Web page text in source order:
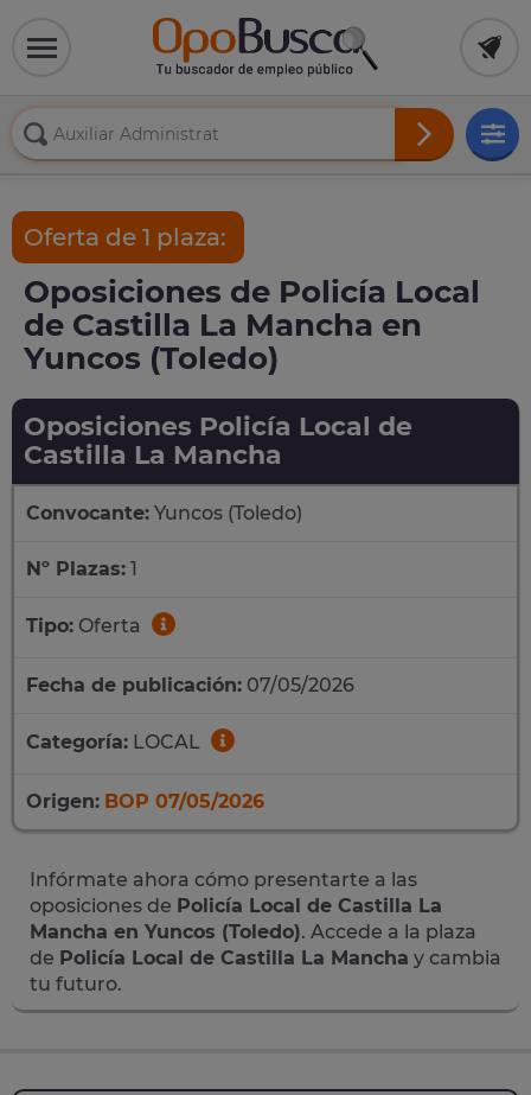
Oferta de 1 plaza:
Oposiciones de Policía Local
de Castilla La Mancha en
Yuncos (Toledo)
Oposiciones Policía Local de
Castilla La Mancha
Convocante: Yuncos (Toledo)
Nº Plazas: 1
Tipo: Oferta
Fecha de publicación: 07/05/2026
Categoría: LOCAL
Origen: BOP 07/05/2026
Infórmate ahora cómo presentarte a las
oposiciones de Policía Local de Castilla La
Mancha en Yuncos (Toledo). Accede a la plaza
de Policía Local de Castilla La Mancha y cambia
tu futuro.